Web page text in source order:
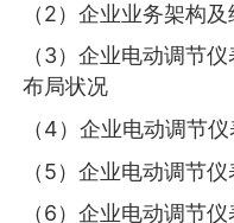
（2）企业业务架构
（3）企业电动调节
布局状况
（4）企业电动调节
（5）企业电动调节
（6）企业电动调节